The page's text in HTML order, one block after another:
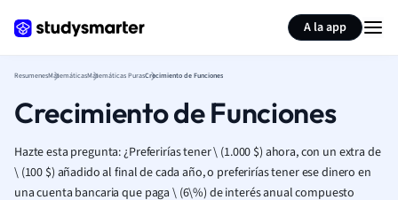
A la app
ResumenesMatemáticasMatemáticas PurasCrecimiento de Funciones
Crecimiento de Funciones
Hazte esta pregunta: ¿Preferirías tener \ (1.000 $) ahora, con un extra de
\ (100 $) añadido al final de cada año, o preferirías tener ese dinero en
una cuenta bancaria que paga \ (6\%) de interés anual compuesto
Resumir página